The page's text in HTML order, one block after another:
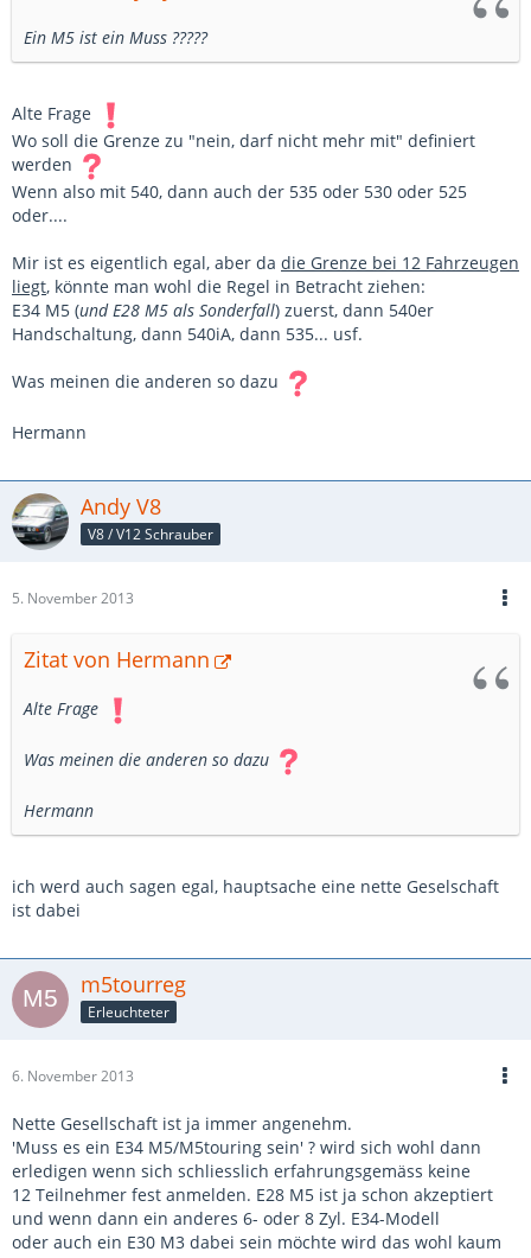
Ein M5 ist ein Muss ?????
Alte Frage
Wo soll die Grenze zu "nein, darf nicht mehr mit" definiert
werden
Wenn also mit 540, dann auch der 535 oder 530 oder 525
oder....
Mir ist es eigentlich egal, aber da die Grenze bei 12 Fahrzeugen
liegt, könnte man wohl die Regel in Betracht ziehen:
E34 M5 (und E28 M5 als Sonderfall) zuerst, dann 540er
Handschaltung, dann 540iA, dann 535... usf.
Was meinen die anderen so dazu
Hermann
Andy V8
V8 / V12 Schrauber
5. November 2013
Zitat von Hermann
Alte Frage
Was meinen die anderen so dazu
Hermann
ich werd auch sagen egal, hauptsache eine nette Geselschaft
ist dabei
m5tourreg
Erleuchteter
6. November 2013
Nette Gesellschaft ist ja immer angenehm.
'Muss es ein E34 M5/M5touring sein' ? wird sich wohl dann
erledigen wenn sich schliesslich erfahrungsgemäss keine
12 Teilnehmer fest anmelden. E28 M5 ist ja schon akzeptiert
und wenn dann ein anderes 6- oder 8 Zyl. E34-Modell
oder auch ein E30 M3 dabei sein möchte wird das wohl kaum